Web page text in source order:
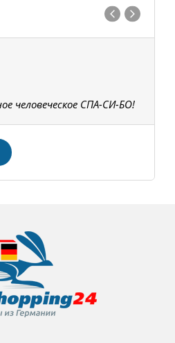
человеческое СПА-СИ-БО!